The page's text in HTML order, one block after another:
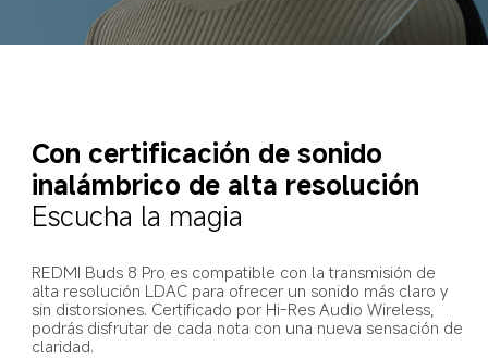
Con certificación de sonido
inalámbrico de alta resolución
Escucha la magia
REDMI Buds 8 Pro es compatible con la transmisión de
alta resolución LDAC para ofrecer un sonido más claro y
sin distorsiones. Certificado por Hi-Res Audio Wireless,
podrás disfrutar de cada nota con una nueva sensación de
claridad.